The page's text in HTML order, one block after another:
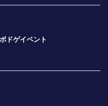
ボドゲイベント